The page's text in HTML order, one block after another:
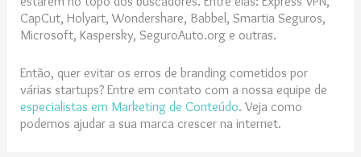
CapCut, Holyart, Wondershare, Babbel, Smartia Seguros,
Microsoft, Kaspersky, SeguroAuto.org e outras.
Então, quer evitar os erros de branding cometidos por
várias startups? Entre em contato com a nossa equipe de
especialistas em Marketing de Conteúdo. Veja como
podemos ajudar a sua marca crescer na internet.